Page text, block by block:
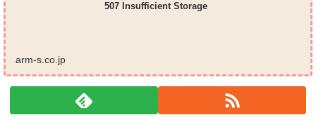
507 Insufficient Storage
arm-s.co.jp